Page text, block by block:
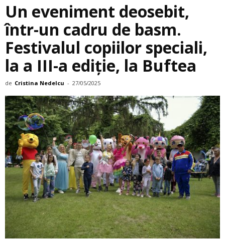
Un eveniment deosebit,
într-un cadru de basm.
Festivalul copiilor speciali,
la a III-a ediţie, la Buftea
de Cristina Nedelcu - 27/05/2025